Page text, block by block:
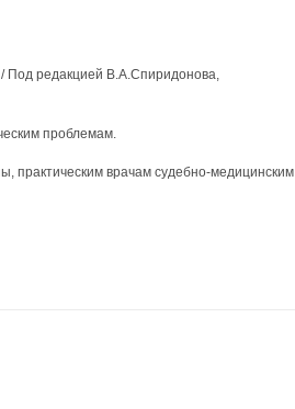
Под редакцией В.А.Спиридонова,
проблемам.
практическим врачам судебно-медицинским